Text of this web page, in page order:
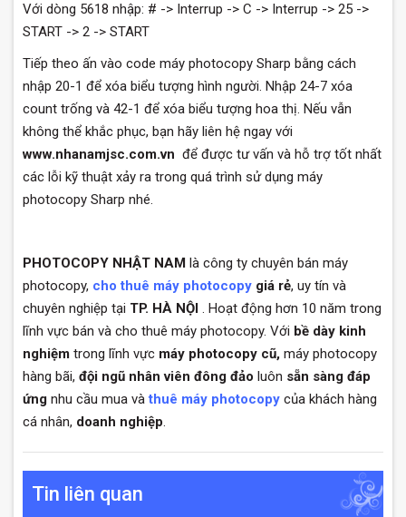
Với dòng 5618 nhập: # -> Interrup -> C -> Interrup -> 25 ->
START -> 2 -> START
Tiếp theo ấn vào code máy photocopy Sharp bằng cách
nhập 20-1 để xóa biểu tượng hình người. Nhập 24-7 xóa
count trống và 42-1 để xóa biểu tượng hoa thị. Nếu vẫn
không thể khắc phục, bạn hãy liên hệ ngay với
www.nhanamjsc.com.vn để được tư vấn và hỗ trợ tốt nhất
các lỗi kỹ thuật xảy ra trong quá trình sử dụng máy
photocopy Sharp nhé.
PHOTOCOPY NHẬT NAM là công ty chuyên bán máy
photocopy, cho thuê máy photocopy giá rẻ, uy tín và
chuyên nghiệp tại TP. HÀ NỘI . Hoạt động hơn 10 năm trong
lĩnh vực bán và cho thuê máy photocopy. Với bề dày kinh
nghiệm trong lĩnh vực máy photocopy cũ, máy photocopy
hàng bãi, đội ngũ nhân viên đông đảo luôn sẵn sàng đáp
ứng nhu cầu mua vàthuê máy photocopy của khách hàng
cá nhân, doanh nghiệp.
Tin liên quan